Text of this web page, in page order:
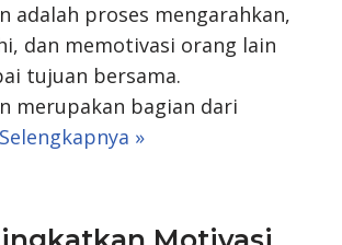
adalah proses mengarahkan,
dan memotivasi orang lain
tujuan bersama.
merupakan bagian dari
Selengkapnya »